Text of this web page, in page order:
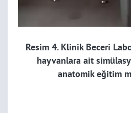
Resim 4. Klinik Beceri
hayvanlara ait
anatomik eğitim